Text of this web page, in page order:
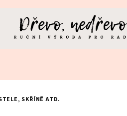
SKŘÍNĚ ATD.